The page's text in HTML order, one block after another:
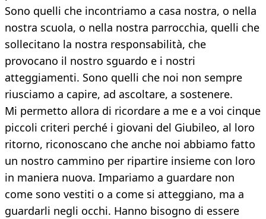
Sono quelli che incontriamo a casa nostra, o nella
nostra scuola, o nella nostra parrocchia, quelli che
sollecitano la nostra responsabilità, che
provocano il nostro sguardo e i nostri
atteggiamenti. Sono quelli che noi non sempre
riusciamo a capire, ad ascoltare, a sostenere.
Mi permetto allora di ricordare a me e a voi cinque
piccoli criteri perché i giovani del Giubileo, al loro
ritorno, riconoscano che anche noi abbiamo fatto
un nostro cammino per ripartire insieme con loro
in maniera nuova. Impariamo a guardare non
come sono vestiti o a come si atteggiano, ma a
guardarli negli occhi. Hanno bisogno di essere